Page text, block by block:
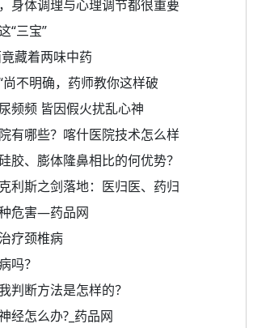
身体调理与心理调节都很重要
“三宝”
藏着两味中药
不明确，药师教你这样破
频频 皆因假火扰乱心神
有哪些？喀什医院技术怎么样
胶、膨体隆鼻相比的何优势？
利斯之剑落地：医归医、药归
危害—药品网
疗颈椎病
吗？
判断方法是怎样的？
经怎么办?_药品网